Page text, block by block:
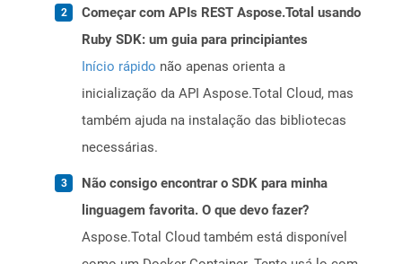
Começar com APIs REST Aspose.Total usando
Ruby SDK: um guia para principiantes
Início rápido não apenas orienta a
inicialização da API Aspose.Total Cloud, mas
também ajuda na instalação das bibliotecas
necessárias.
Não consigo encontrar o SDK para minha
linguagem favorita. O que devo fazer?
Aspose.Total Cloud também está disponível